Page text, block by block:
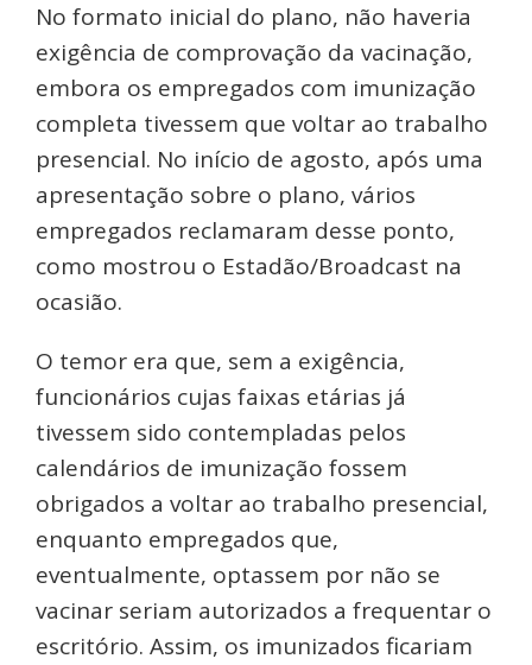
No formato inicial do plano, não haveria
exigência de comprovação da vacinação,
embora os empregados com imunização
completa tivessem que voltar ao trabalho
presencial. No início de agosto, após uma
apresentação sobre o plano, vários
empregados reclamaram desse ponto,
como mostrou o Estadão/Broadcast na
ocasião.
O temor era que, sem a exigência,
funcionários cujas faixas etárias já
tivessem sido contempladas pelos
calendários de imunização fossem
obrigados a voltar ao trabalho presencial,
enquanto empregados que,
eventualmente, optassem por não se
vacinar seriam autorizados a frequentar o
escritório. Assim, os imunizados ficariam